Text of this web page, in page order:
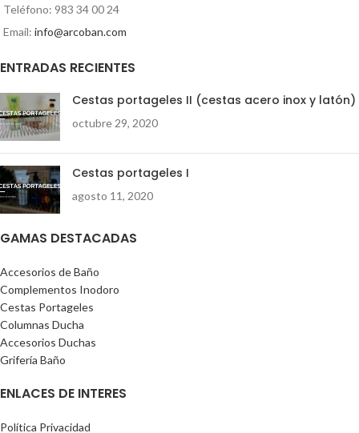
Teléfono: 983 34 00 24
Email: info@arcoban.com
ENTRADAS RECIENTES
Cestas portageles II (cestas acero inox y latón)
octubre 29, 2020
Cestas portageles I
agosto 11, 2020
GAMAS DESTACADAS
Accesorios de Baño
Complementos Inodoro
Cestas Portageles
Columnas Ducha
Accesorios Duchas
Grifería Baño
ENLACES DE INTERES
Política Privacidad